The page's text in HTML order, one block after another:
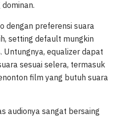
dengan preferensi suara
setting default mungkin
equalizer dapat
sesuai selera, termasuk
film yang butuh suara
audionya sangat bersaing